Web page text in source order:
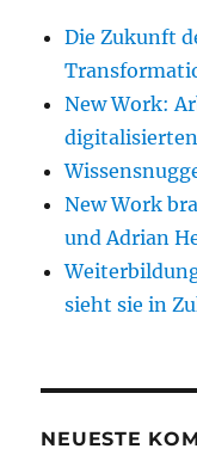
Die Zukunft
New Work:
New Work
und Adrian
sieht sie in
NEUESTE